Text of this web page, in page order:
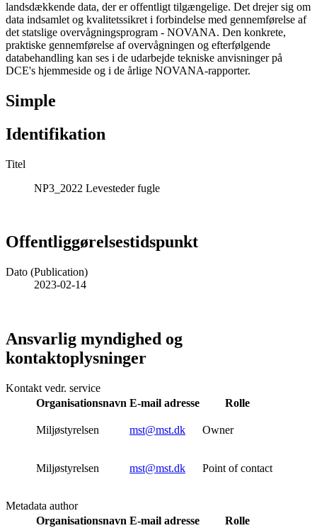
landsdækkende data, der er offentligt tilgængelige. Det drejer sig om
data indsamlet og kvalitetssikret i forbindelse med gennemførelse af
det statslige overvågningsprogram - NOVANA. Den konkrete,
praktiske gennemførelse af overvågningen og efterfølgende
databehandling kan ses i de udarbejde tekniske anvisninger på
DCE's hjemmeside og i de årlige NOVANA-rapporter.
Simple
Identifikation
Titel
NP3_2022 Levesteder fugle
Offentliggørelsestidspunkt
Dato (Publication)
2023-02-14
Ansvarlig myndighed og
kontaktoplysninger
Kontakt vedr. service
Organisationsnavn E-mail adresse Rolle
Miljøstyrelsen mst@mst.dk Owner
Miljøstyrelsen mst@mst.dk Point of contact
Metadata author
Organisationsnavn E-mail adresse Rolle